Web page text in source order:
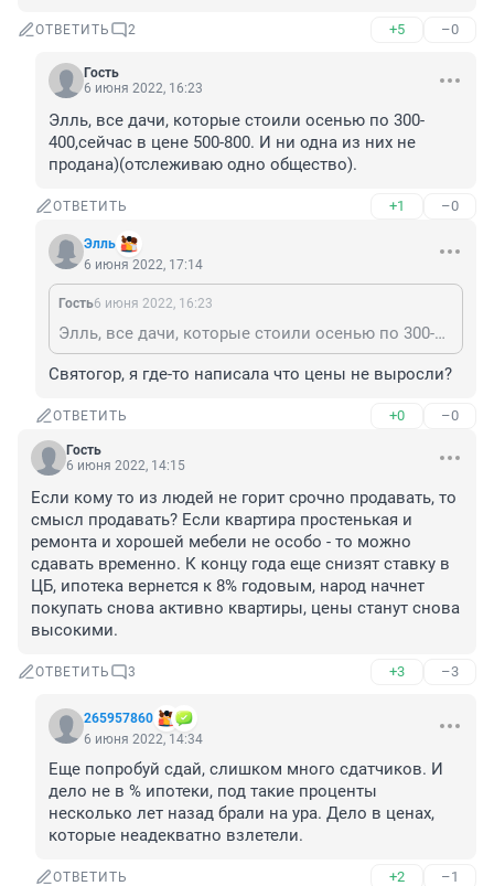
ОТВЕТИТЬ 2 +5 –0
Гость
6 июня 2022, 16:23
Элль, все дачи, которые стоили осенью по 300-
400,сейчас в цене 500-800. И ни одна из них не
продана)(отслеживаю одно общество).
ОТВЕТИТЬ +1 –0
Элль
6 июня 2022, 17:14
Гость6 июня 2022, 16:23
Элль, все дачи, которые стоили осенью по 300-400,сейчас в цене 500-800. И ни одна из них не продана)(отслеживаю одно общество).
Святогор, я где-то написала что цены не выросли?
ОТВЕТИТЬ +0 –0
Гость
6 июня 2022, 14:15
Если кому то из людей не горит срочно продавать, то
смысл продавать? Если квартира простенькая и
ремонта и хорошей мебели не особо - то можно
сдавать временно. К концу года еще снизят ставку в
ЦБ, ипотека вернется к 8% годовым, народ начнет
покупать снова активно квартиры, цены станут снова
высокими.
ОТВЕТИТЬ 3 +3 –3
265957860
6 июня 2022, 14:34
Еще попробуй сдай, слишком много сдатчиков. И
дело не в % ипотеки, под такие проценты
несколько лет назад брали на ура. Дело в ценах,
которые неадекватно взлетели.
ОТВЕТИТЬ +2 –1